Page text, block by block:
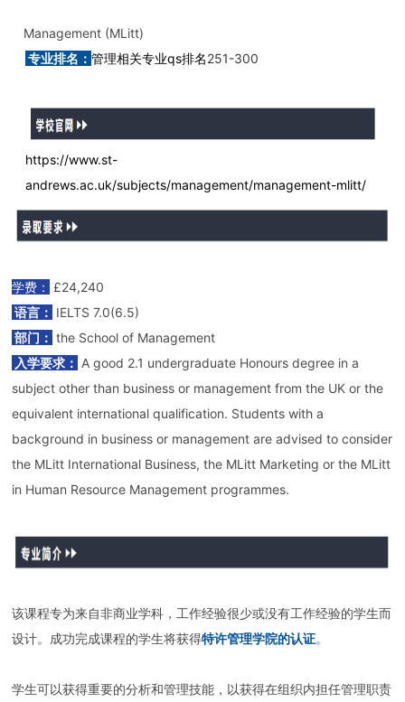
Management (MLitt)
专业排名：管理相关专业qs排名251-300
https://www.st-
andrews.ac.uk/subjects/management/management-mlitt/
学费：
£24,240
语言： IELTS 7.0(6.5)
部门： the School of Management
入学要求： A good 2.1 undergraduate Honours degree in a
subject other than business or management from the UK or the
equivalent international qualification. Students with a
background in business or management are advised to consider
the MLitt International Business, the MLitt Marketing or the MLitt
in Human Resource Management programmes.
该课程专为来自非商业学科，工作经验很少或没有工作经验的学生而
设计。成功完成课程的学生将获得特许管理学院的认证。
学生可以获得重要的分析和管理技能，以获得在组织内担任管理职责